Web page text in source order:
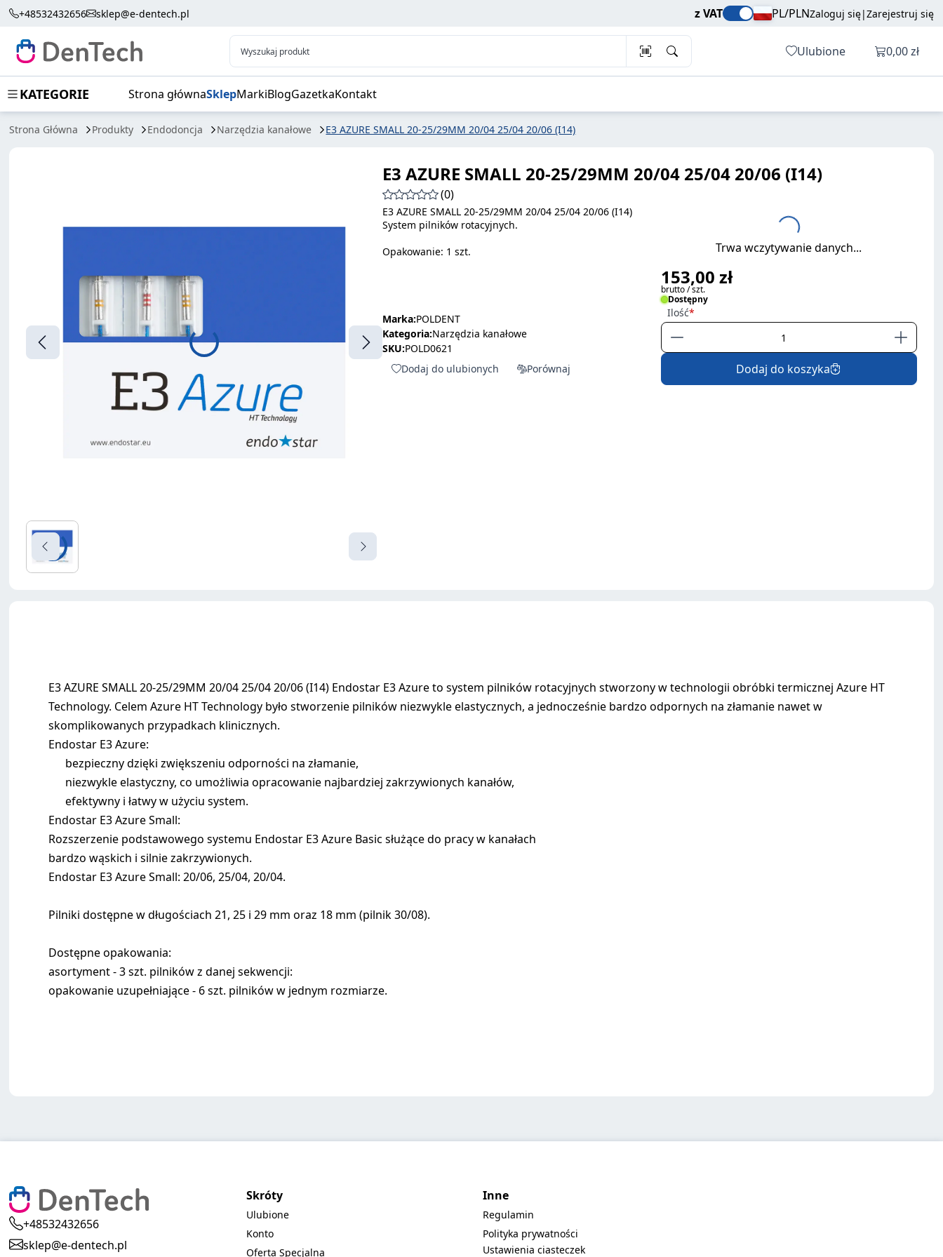
+48532432656 sklep@e-dentech.pl z VAT PL/PLNZaloguj się|Zarejestruj się
Wyszukaj produkt Ulubione Otwórz
0,00 zł
KATEGORIE Strona głównaSklepMarkiBlogGazetkaKontakt
Strona Główna Produkty Endodoncja Narzędzia kanałowe E3 AZURE SMALL 20-25/29MM 20/04 25/04 20/06 (I14)
E3 AZURE SMALL 20-25/29MM 20/04 25/04 20/06 (I14) brutto / szt. Dodaj do koszyka
E3 AZURE SMALL 20-25/29MM 20/04 25/04 20/06 (I14)
(0)
E3 AZURE SMALL 20-25/29MM 20/04 25/04 20/06 (I14)
System pilników rotacyjnych.
Opakowanie: 1 szt.
Marka:POLDENT
Kategoria:Narzędzia kanałowe
SKU:POLD0621
Dodaj do ulubionych
Porównaj
Trwa wczytywanie danych...
153,00 zł
brutto / szt.
Dostępny
Ilość
Dodaj do koszyka
E3 AZURE SMALL 20-25/29MM 20/04 25/04 20/06 (I14) Endostar E3 Azure to system pilników rotacyjnych stworzony w technologii obróbki termicznej Azure HT
Technology. Celem Azure HT Technology było stworzenie pilników niezwykle elastycznych, a jednocześnie bardzo odpornych na złamanie nawet w
skomplikowanych przypadkach klinicznych.
Endostar E3 Azure:
bezpieczny dzięki zwiększeniu odporności na złamanie,
niezwykle elastyczny, co umożliwia opracowanie najbardziej zakrzywionych kanałów,
efektywny i łatwy w użyciu system.
Endostar E3 Azure Small:
Rozszerzenie podstawowego systemu Endostar E3 Azure Basic służące do pracy w kanałach
bardzo wąskich i silnie zakrzywionych.
Endostar E3 Azure Small: 20/06, 25/04, 20/04.
Pilniki dostępne w długościach 21, 25 i 29 mm oraz 18 mm (pilnik 30/08).
Dostępne opakowania:
asortyment - 3 szt. pilników z danej sekwencji:
opakowanie uzupełniające - 6 szt. pilników w jednym rozmiarze.
+48532432656
sklep@e-dentech.pl
Skróty
Ulubione
Konto
Oferta Specjalna
Inne
Regulamin
Polityka prywatności
Ustawienia ciasteczek